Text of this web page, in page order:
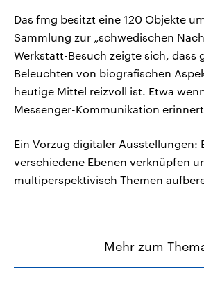
Das fmg besitzt eine 120 Objekte
Sammlung zur „schwedischen
Werkstatt-Besuch zeigte sich, dass
Beleuchten von biografischen
heutige Mittel reizvoll ist. Etwa
Messenger-Kommunikation
Ein Vorzug digitaler Ausstellungen:
verschiedene Ebenen verknüpfen
multiperspektivisch Themen
Mehr zum